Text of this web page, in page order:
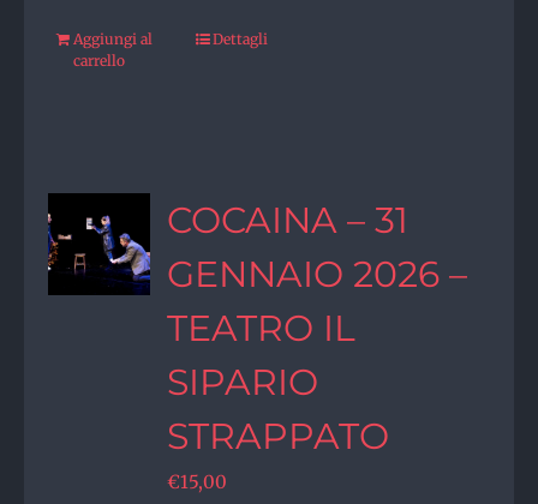
Aggiungi al
carrello
Dettagli
COCAINA – 31
GENNAIO 2026 –
TEATRO IL
SIPARIO
STRAPPATO
€15,00